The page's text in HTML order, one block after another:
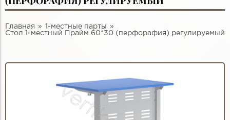
Главная
1-местные парты
Стол 1-местный Прайм 60*30 (перфорафия) регулируемый